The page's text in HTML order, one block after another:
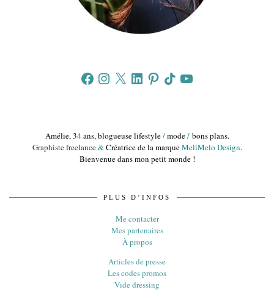
FacebookInstagram
X LinkedInPinterestTikTokYouTube
Amélie, 34ans, blogueuse lifestyle/mode/bons plans.
Graphiste freelance&Créatrice de la marqueMeliMelo Design.
Bienvenue dans mon petit monde !
PLUS D’INFOS
Me contacter
Mes partenaires
À propos
Articles de presse
Les codes promos
Vide dressing